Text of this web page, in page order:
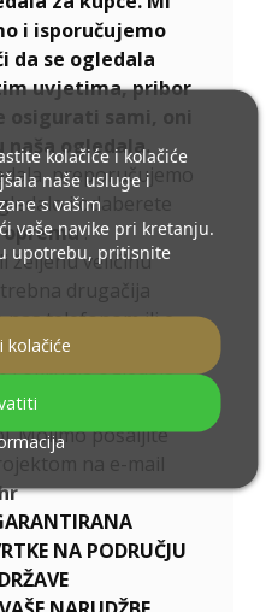
i isporučujemo
da se ogledala
uvjetima, pribor
naša ogledala.
preporučujemo
i odaberete
.
željenu veličinu
drugačija
telefonom ili e-
koja možemo
i okrugla ogledala
izrađujemo po
Molimo pošaljite
NA PODRUČJU
kolačiće i kolačiće
naše usluge i
s vašim
vaše navike pri kretanju.
upotrebu, pritisnite
kolačiće